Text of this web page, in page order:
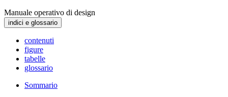
Manuale operativo di design
indici e glossario
contenuti
figure
tabelle
glossario
Sommario